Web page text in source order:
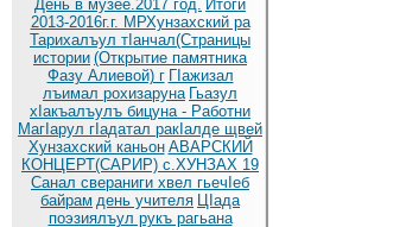
День в музее.2017 год. Итоги
2013-2016г.г. МРХунзахский ра
Тарихалъул тIанчал(Страницы
истории (Открытие памятника
Фазу Алиевой) г ГIажизал
лъимал рохизаруна Гьазул
хIакъалъулъ бицуна - Работни
МагIарул гIадатал ракIалде щвей
Хунзахский каньон АВАРСКИЙ
КОНЦЕРТ(САРИР) с.ХУНЗАХ 19
Санал свераниги хвел гьечIеб
байрам день учителя ЦIада
поэзиялъул рукъ рагьана